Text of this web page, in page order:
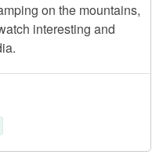
on the mountains,
interesting and